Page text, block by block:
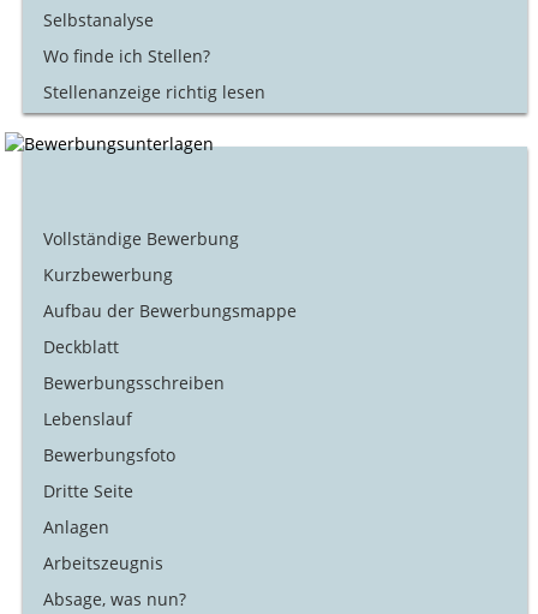
Selbstanalyse
Wo finde ich Stellen?
Stellenanzeige richtig lesen
Vollständige Bewerbung
Kurzbewerbung
Aufbau der Bewerbungsmappe
Deckblatt
Bewerbungsschreiben
Lebenslauf
Bewerbungsfoto
Dritte Seite
Anlagen
Arbeitszeugnis
Absage, was nun?